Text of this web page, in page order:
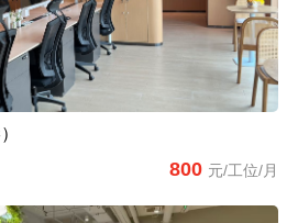
800 元/工位/月